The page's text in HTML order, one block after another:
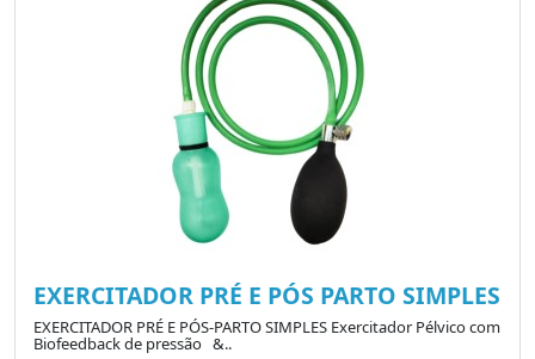
EXERCITADOR PRÉ E PÓS PARTO SIMPLES
EXERCITADOR PRÉ E PÓS-PARTO SIMPLES Exercitador Pélvico com
Biofeedback de pressão &..